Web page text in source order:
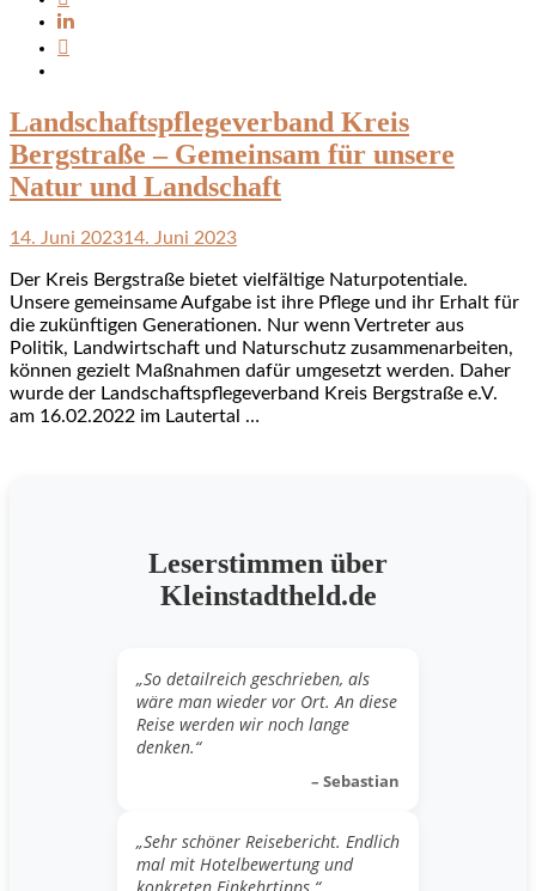
Landschaftspflegeverband Kreis
Bergstraße – Gemeinsam für unsere
Natur und Landschaft
14. Juni 202314. Juni 2023
Der Kreis Bergstraße bietet vielfältige Naturpotentiale.
Unsere gemeinsame Aufgabe ist ihre Pflege und ihr Erhalt für
die zukünftigen Generationen. Nur wenn Vertreter aus
Politik, Landwirtschaft und Naturschutz zusammenarbeiten,
können gezielt Maßnahmen dafür umgesetzt werden. Daher
wurde der Landschaftspflegeverband Kreis Bergstraße e.V.
am 16.02.2022 im Lautertal …
Leserstimmen über
Kleinstadtheld.de
„So detailreich geschrieben, als
wäre man wieder vor Ort. An diese
Reise werden wir noch lange
denken.“
– Sebastian
„Sehr schöner Reisebericht. Endlich
mal mit Hotelbewertung und
konkreten Einkehrtipps.“